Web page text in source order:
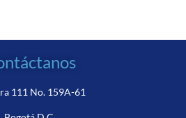
111 No. 159A-61